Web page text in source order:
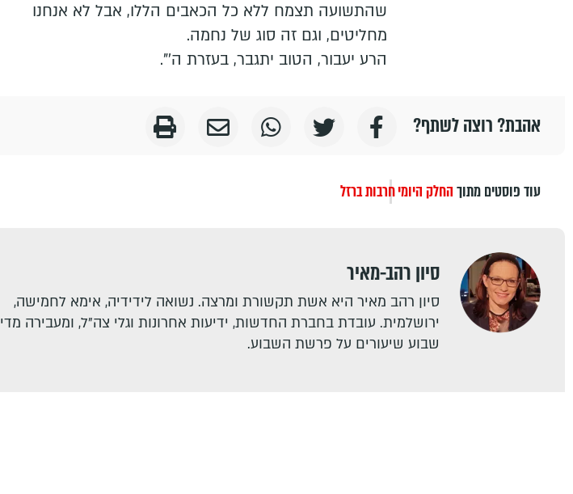
שהתשועה תצמח ללא כל הכאבים הללו, אבל לא אנחנו
מחליטים, וגם זה סוג של נחמה.
הרע יעבור, הטוב יתגבר, בעזרת ה'".
אהבת? רוצה לשתף?
עוד פוסטים מתוךהחלק היומיחרבות ברזל
סיון רהב-מאיר
סיון רהב מאיר היא אשת תקשורת ומרצה. נשואה לידידיה, אימא לחמישה,
ירושלמית. עובדת בחברת החדשות, ידיעות אחרונות וגלי צה"ל, ומעבירה מדי
שבוע שיעורים על פרשת השבוע.